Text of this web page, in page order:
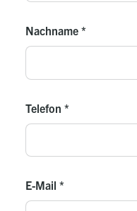
Nutzung des
Zwei
oder
weiteren WEM-
Nachname *
Telefon *
E-Mail *